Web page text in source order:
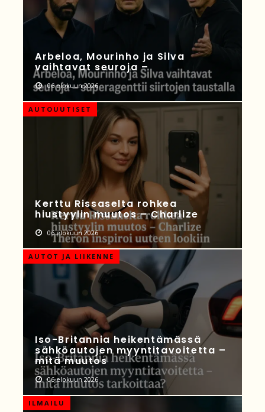
Arbeloa, Mourinho ja Silva
vaihtavat seuroja –
06 elokuun 2026
AUTOUUTISET
Kerttu Rissaselta rohkea
hiustyylin muutos – Charlize
06 elokuun 2026
AUTOT JA LIIKENNE
Iso-Britannia heikentämässä
sähköautojen myyntitavoitetta –
mitä muutos
06 elokuun 2026
ILMAILU